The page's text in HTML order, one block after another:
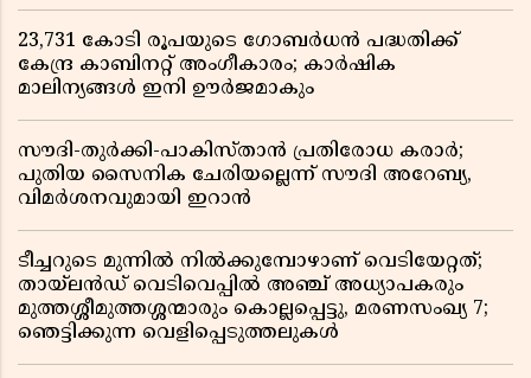
23,731 കോടി രൂപയുടെ ഗോബർധൻ പദ്ധതിക്ക്
കേന്ദ്ര കാബിനറ്റ് അംഗീകാരം; കാർഷിക
മാലിന്യങ്ങൾ ഇനി ഊർജമാകും
സൗദി-തുർക്കി-പാകിസ്താൻ പ്രതിരോധ കരാർ;
പുതിയ സൈനിക ചേരിയല്ലെന്ന് സൗദി അറേബ്യ,
വിമർശനവുമായി ഇറാൻ
ടീച്ചറുടെ മുന്നിൽ നിൽക്കുമ്പോഴാണ് വെടിയേറ്റത്;
തായ്‌ലൻഡ് വെടിവെപ്പിൽ അഞ്ച് അധ്യാപകരും
മുത്തശ്ശീമുത്തശ്ശന്മാരും കൊല്ലപ്പെട്ടു, മരണസംഖ്യ 7;
ഞെട്ടിക്കുന്ന വെളിപ്പെടുത്തലുകൾ